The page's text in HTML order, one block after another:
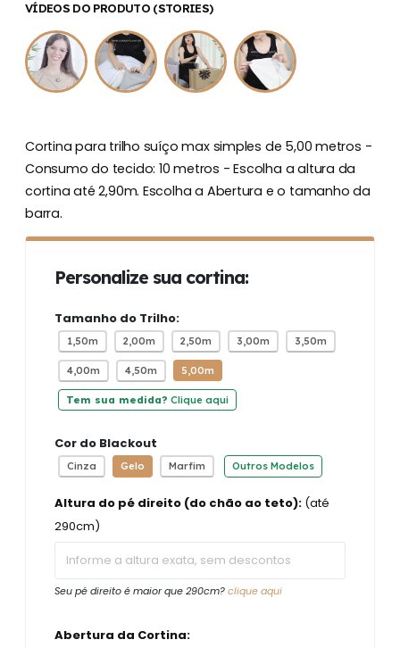
VÍDEOS DO PRODUTO (STORIES)
Cortina para trilho suíço max simples de 5,00 metros -
Consumo do tecido: 10 metros - Escolha a altura da
cortina até 2,90m. Escolha a Abertura e o tamanho da
barra.
Personalize sua cortina:
Tamanho do Trilho:
1,50m 2,00m 2,50m 3,00m 3,50m
4,00m 4,50m 5,00m
Tem sua medida? Clique aqui
Cor do Blackout
Cinza Gelo Marfim Outros Modelos
Altura do pé direito (do chão ao teto): (até
290cm)
Seu pé direito é maior que 290cm?clique aqui
Abertura da Cortina: